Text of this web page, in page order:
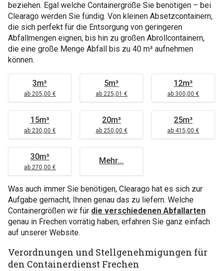
beziehen. Egal welche Containergröße Sie benötigen – bei
Clearago werden Sie fündig. Von kleinen Absetzcontainern,
die sich perfekt für die Entsorgung von geringeren
Abfallmengen eignen, bis hin zu großen Abrollcontainern,
die eine große Menge Abfall bis zu 40 m³ aufnehmen
können.
3m³
ab 205,00 €
5m³
ab 225,01 €
12m³
ab 300,00 €
15m³
ab 230,00 €
20m³
ab 250,00 €
25m³
ab 415,00 €
30m³
ab 270,00 €
Mehr...
Was auch immer Sie benötigen, Clearago hat es sich zur
Aufgabe gemacht, Ihnen genau das zu liefern. Welche
Containergrößen wir für die verschiedenen Abfallarten
genau in Frechen vorrätig haben, erfahren Sie ganz einfach
auf unserer Website.
Verordnungen und Stellgenehmigungen für
den Containerdienst Frechen